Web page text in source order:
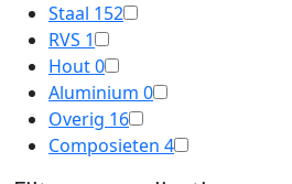
Staal 152
RVS 1
Hout0
Aluminium 0
Overig 16
Composieten 4